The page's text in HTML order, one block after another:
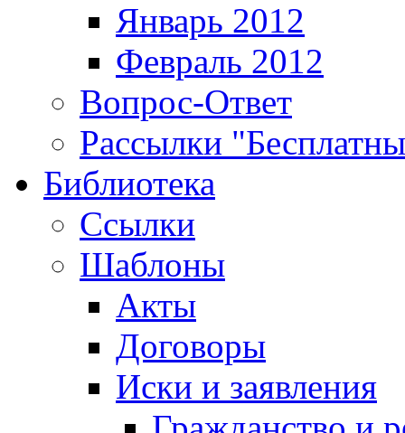
Январь 2012
Февраль 2012
Вопрос-Ответ
Рассылки
Библиотека
Ссылки
Шаблоны
Акты
Договоры
Иски и заявления